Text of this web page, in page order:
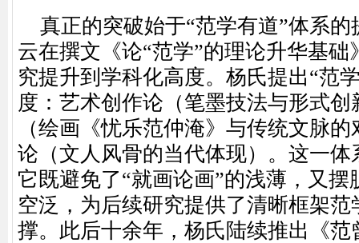
真正的突破始于“范学有道”体系
云在撰文《论“范学”的理论升华基础
究提升到学科化高度。杨氏提出“范
度：艺术创作论（笔墨技法与形式
（绘画《忧乐范仲淹》与传统文脉
论（文人风骨的当代体现）。这一体
它既避免了“就画论画”的浅薄，又摆
空泛，为后续研究提供了清晰框架范
撑。此后十余年，杨氏陆续推出《范